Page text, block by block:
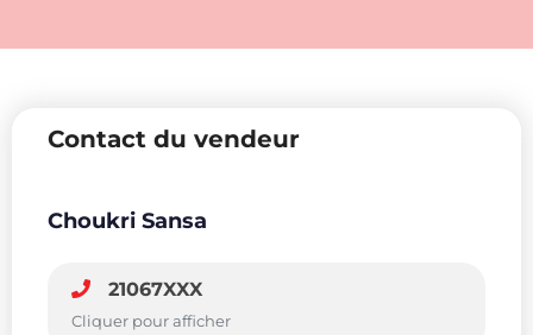
Contact du vendeur
Choukri Sansa
21067XXX
Cliquer pour afficher